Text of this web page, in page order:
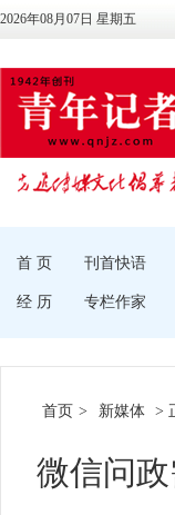
2026年08月07日 星期五
首 页 刊首快语
经 历 专栏作家
首页 > 新媒体 >
微信问